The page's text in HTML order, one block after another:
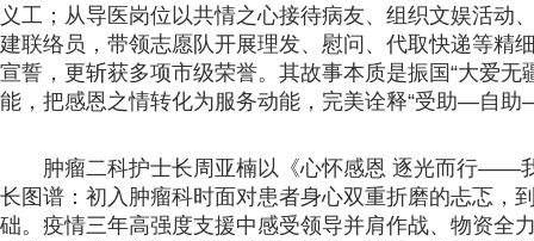
义工；从导医岗位以共情之心接待病友、组织文娱活动
建联络员，带领志愿队开展理发、慰问、代取快递等精
宣誓，更斩获多项市级荣誉。其故事本质是振国“大爱
能，把感恩之情转化为服务动能，完美诠释“受助—自助
肿瘤二科护士长周亚楠以《心怀感恩 逐光而行——
长图谱：初入肿瘤科时面对患者身心双重折磨的忐忑，
础。疫情三年高强度支援中感受领导并肩作战、物资全